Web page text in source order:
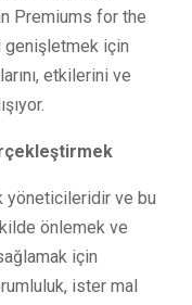
Premiums for the
genişletmek için
etkilerini ve
yöneticileridir ve bu
önlemek ve
için
ister mal